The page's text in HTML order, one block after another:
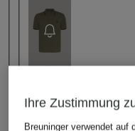
Ihre Zustimmung
Breuninger verwendet auf